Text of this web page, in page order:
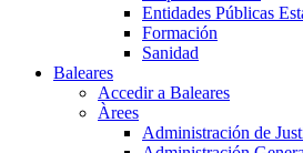
Entidades Públicas
Formación
Sanidad
Baleares
Accedir a Baleares
Àrees
Administración de